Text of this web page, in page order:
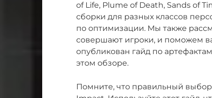
of Life, Plume of Death, Sands of
сборки для разных классов
по оптимизации. Мы также
совершают игроки, и поможем
опубликован гайд по
этом обзоре.
Помните, что правильный выбор